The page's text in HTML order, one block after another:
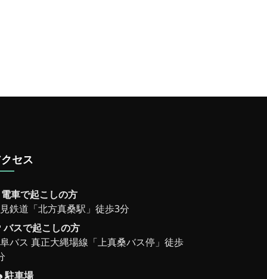
セス
車で起こしの方
鉄道「北方真桑駅」徒歩3分
バスで起こしの方
バス 真正大縄場線「上真桑バス停」徒歩
駐車場